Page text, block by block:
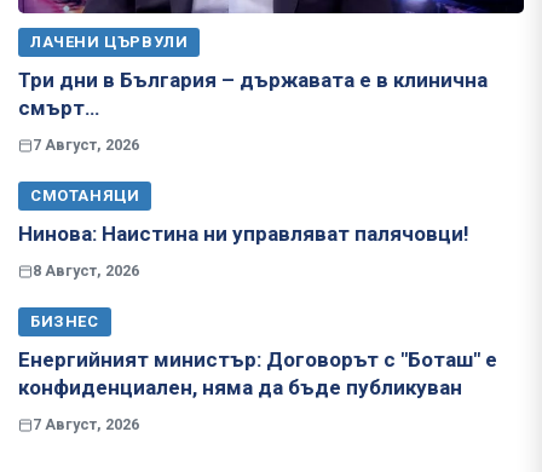
ЛАЧЕНИ ЦЪРВУЛИ
Три дни в България – държавата е в клинична
смърт…
7 Август, 2026
СМОТАНЯЦИ
Нинова: Наистина ни управляват палячовци!
8 Август, 2026
БИЗНЕС
Енергийният министър: Договорът с "Боташ" е
конфиденциален, няма да бъде публикуван
7 Август, 2026